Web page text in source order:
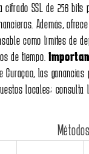
utiliza cifrado SSL
y financieros.
responsable como
de tiempo.
licencia de Curaçao, las
impuestos